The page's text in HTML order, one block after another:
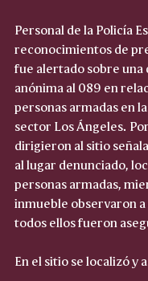
Personal de la Policía
reconocimientos de
fue alertado sobre una
anónima al 089 en
personas armadas en
sector Los Ángeles.
dirigieron al sitio
al lugar denunciado,
personas armadas,
inmueble observaron
todos ellos fueron
En el sitio se localizó y